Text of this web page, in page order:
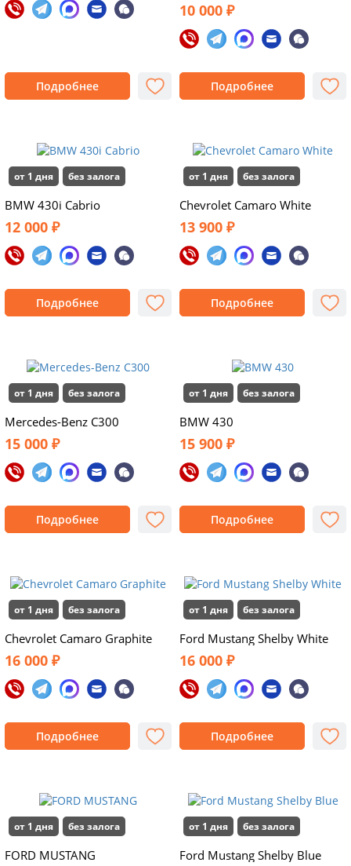
Подробнее
10 000 ₽
Подробнее
от 1 дня без залога
BMW 430i Cabrio
12 000 ₽
Подробнее
от 1 дня без залога
Chevrolet Camaro White
13 900 ₽
Подробнее
от 1 дня без залога
Mercedes-Benz С300
15 000 ₽
Подробнее
от 1 дня без залога
BMW 430
15 900 ₽
Подробнее
от 1 дня без залога
Chevrolet Camaro Graphite
16 000 ₽
Подробнее
от 1 дня без залога
Ford Mustang Shelby White
16 000 ₽
Подробнее
от 1 дня без залога
FORD MUSTANG
от 1 дня без залога
Ford Mustang Shelby Blue